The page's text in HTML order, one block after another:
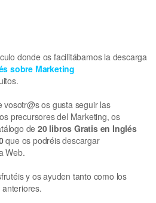
donde os facilitábamos la descarga
sobre Marketing
os gusta seguir las
precursores del Marketing, os
de20 libros Gratis en Inglés
que os podréis descargar
Web.
y os ayuden tanto como los
anteriores.